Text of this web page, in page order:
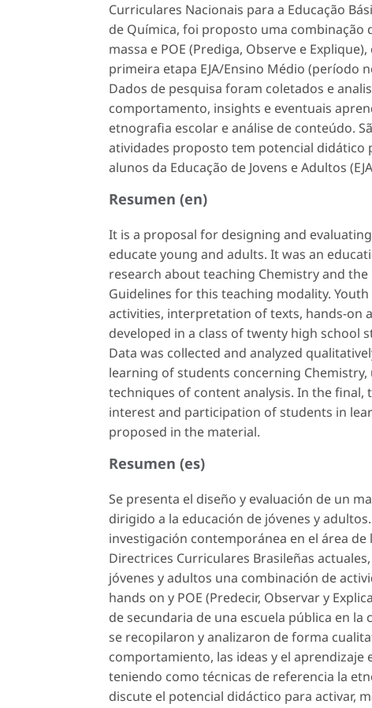
Curriculares Nacionais para a Educação
de Química, foi proposto uma combinação
massa e POE (Prediga, Observe e
primeira etapa EJA/Ensino Médio (período
Dados de pesquisa foram coletados e
comportamento, insights e eventuais
etnografia escolar e análise de conteúdo.
atividades proposto tem potencial didático
alunos da Educação de Jovens e Adultos
Resumen (en)
It is a proposal for designing and
educate young and adults. It was an
research about ​​teaching Chemistry and
Guidelines for this teaching modality.
activities, interpretation of texts, hands-on
developed in a class of twenty high school
Data was collected and analyzed
learning of students concerning
techniques of content analysis. In the
interest and participation of students in
proposed in the material.
Resumen (es)
Se presenta el diseño y evaluación de un
dirigido a la educación de jóvenes y
investigación contemporánea en el área
Directrices Curriculares Brasileñas
jóvenes y adultos una combinación de
hands on y POE (Predecir, Observar y
de secundaria de una escuela pública en la
se recopilaron y analizaron de forma
comportamiento, las ideas y el aprendizaje
teniendo como técnicas de referencia la
discute el potencial didáctico para activar,